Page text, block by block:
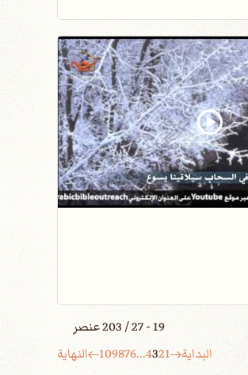
19 - 27 / 203 عنصر
البداية
1
2
3
4
...
6
7
8
9
10 النهاية